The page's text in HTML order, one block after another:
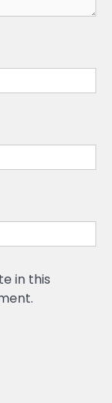
in this